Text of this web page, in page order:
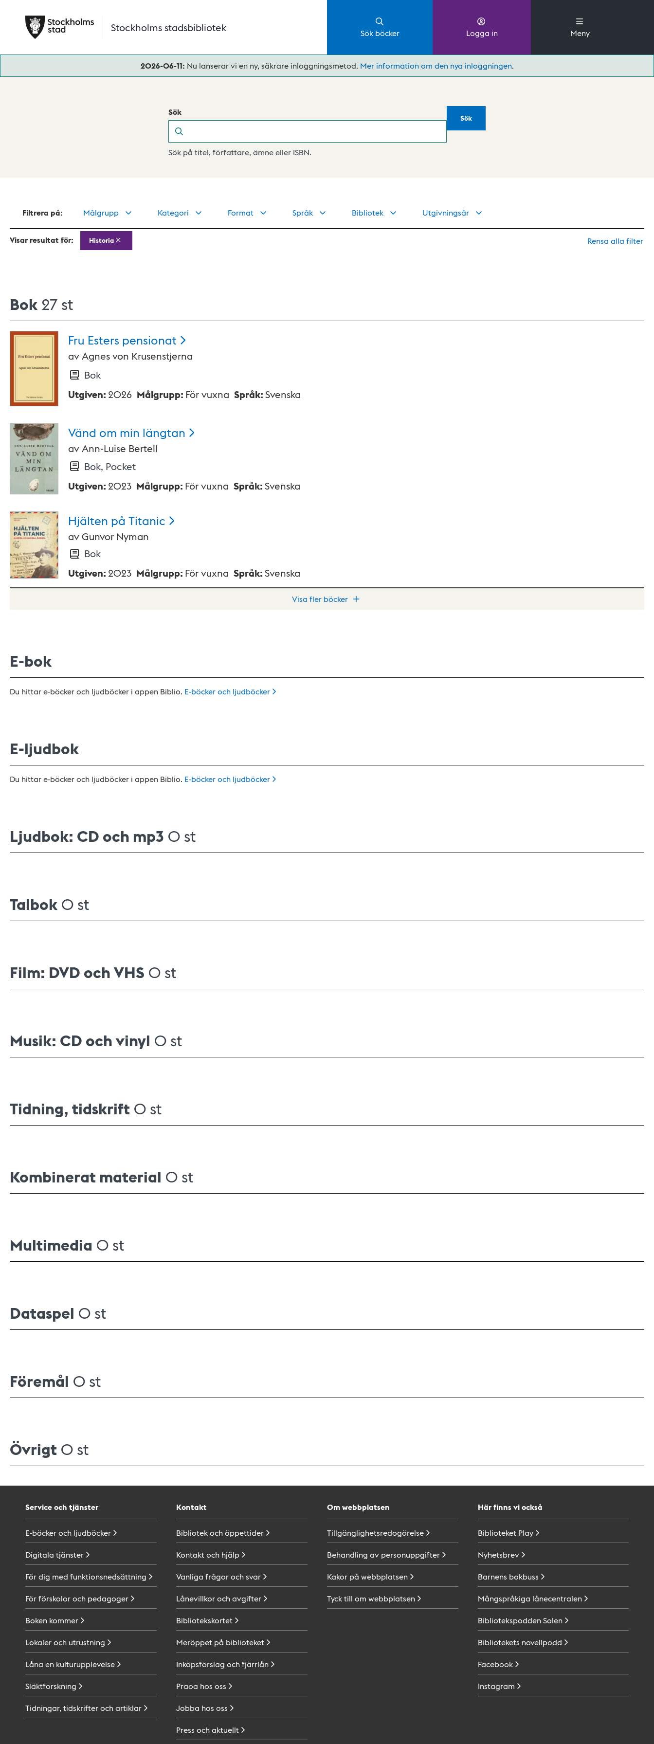
Stockholms stadsbibliotek Sök böcker Logga in Meny
2026-06-11: Nu lanserar vi en ny, säkrare inloggningsmetod. Mer information om den nya inloggningen.
Sök
Sök
Sök på titel, författare, ämne eller ISBN.
Filtrera på: Målgrupp Kategori Format Språk Bibliotek Utgivningsår
Visar resultat för: Historia Rensa alla filter
Bok 27 st
Fru Esters pensionat
avAgnes von Krusenstjerna
Bok
Utgiven: 2026 Målgrupp: För vuxna Språk:Svenska
Vänd om min längtan
avAnn-Luise Bertell
Bok, Pocket
Utgiven: 2023 Målgrupp: För vuxna Språk:Svenska
Hjälten på Titanic
avGunvor Nyman
Bok
Utgiven:2023 Målgrupp: För vuxna Språk:Svenska
Visa fler böcker
E-bok
Du hittar e-böcker och ljudböcker i appen Biblio. E-böcker och ljudböcker
E-ljudbok
Du hittar e-böcker och ljudböcker i appen Biblio. E-böcker och ljudböcker
Ljudbok: CD och mp3 0 st
Talbok 0 st
Film: DVD och VHS 0 st
Musik: CD och vinyl 0 st
Tidning, tidskrift 0 st
Kombinerat material 0 st
Multimedia 0 st
Dataspel 0 st
Föremål 0 st
Övrigt 0 st
Service och tjänster
E-böcker och ljudböcker
Digitala tjänster
För dig med funktionsnedsättning
För förskolor och pedagoger
Boken kommer
Lokaler och utrustning
Låna en kulturupplevelse
Släktforskning
Tidningar, tidskrifter ochartiklar
Kontakt
Bibliotek ochöppettider
Kontakt och hjälp
Vanliga frågor ochsvar
Lånevillkor ochavgifter
Bibliotekskortet
Meröppet på biblioteket
Inköpsförslag ochfjärrlån
Praoa hos oss
Jobba hos oss
Press ochaktuellt
Om webbplatsen
Tillgänglighetsredogörelse
Behandling av personuppgifter
Kakor på webbplatsen
Tyck till om webbplatsen
Här finns vi också
Biblioteket Play
Nyhetsbrev
Barnens bokbuss
Mångspråkiga lånecentralen
BibliotekspoddenSolen
Bibliotekets novellpodd
Facebook
Instagram